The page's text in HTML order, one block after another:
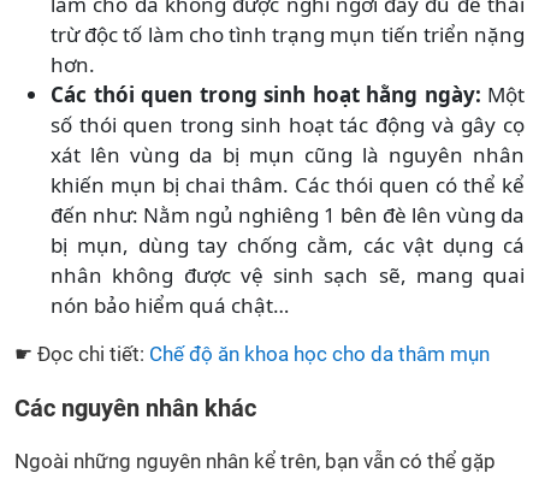
trừ độc tố làm cho tình trạng mụn tiến triển nặng
hơn.
Các thói quen trong sinh hoạt hằng ngày: Một
số thói quen trong sinh hoạt tác động và gây cọ
xát lên vùng da bị mụn cũng là nguyên nhân
khiến mụn bị chai thâm. Các thói quen có thể kể
đến như: Nằm ngủ nghiêng 1 bên đè lên vùng da
bị mụn, dùng tay chống cằm, các vật dụng cá
nhân không được vệ sinh sạch sẽ, mang quai
nón bảo hiểm quá chật…
☛ Đọc chi tiết: Chế độ ăn khoa học cho da thâm mụn
Các nguyên nhân khác
Ngoài những nguyên nhân kể trên, bạn vẫn có thể gặp